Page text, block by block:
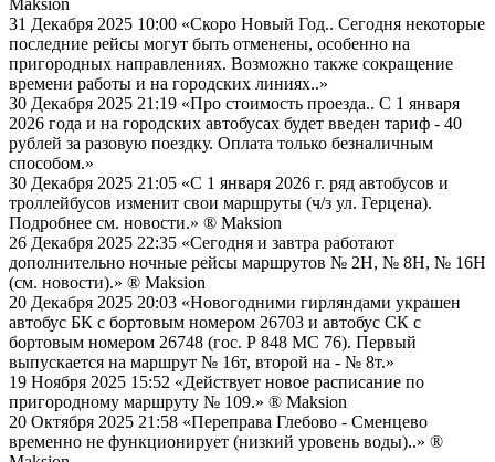
31 Декабря 2025 10:00 «Скоро Новый Год.. Сегодня некоторые
последние рейсы могут быть отменены, особенно на
пригородных направлениях. Возможно также сокращение
времени работы и на городских линиях..»
30 Декабря 2025 21:19 «Про стоимость проезда.. С 1 января
2026 года и на городских автобусах будет введен тариф - 40
рублей за разовую поездку. Оплата только безналичным
способом.»
30 Декабря 2025 21:05 «С 1 января 2026 г. ряд автобусов и
троллейбусов изменит свои маршруты (ч/з ул. Герцена).
Подробнее см. новости.» ® Maksion
26 Декабря 2025 22:35 «Сегодня и завтра работают
дополнительно ночные рейсы маршрутов № 2Н, № 8Н, № 16Н
(см. новости).» ® Maksion
20 Декабря 2025 20:03 «Новогодними гирляндами украшен
автобус БК с бортовым номером 26703 и автобус СК с
бортовым номером 26748 (гос. Р 848 МС 76). Первый
выпускается на маршрут № 16т, второй на - № 8т.»
19 Ноября 2025 15:52 «Действует новое расписание по
пригородному маршруту № 109.» ® Maksion
20 Октября 2025 21:58 «Переправа Глебово - Сменцево
временно не функционирует (низкий уровень воды)..» ®